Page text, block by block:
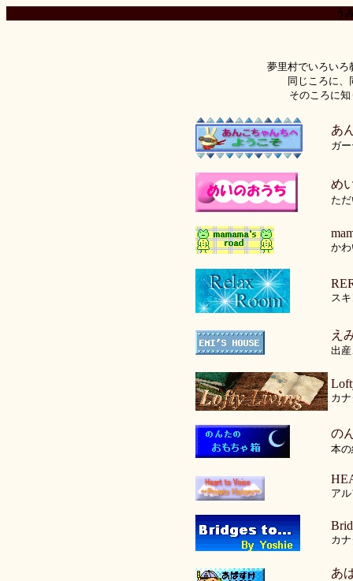
う
夢里村でいろいろ
同じころに、
そのころに
あ
ガ
め
た
か
ス
え
出
カ
の
本
ア
カ
あ